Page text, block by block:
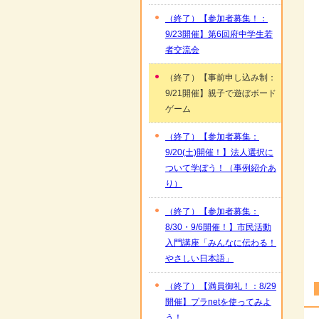
（終了）【参加者募集！：
9/23開催】第6回府中学生若
者交流会
（終了）【事前申し込み制：
9/21開催】親子で遊ぼボード
ゲーム
（終了）【参加者募集：
9/20(土)開催！】法人選択に
ついて学ぼう！（事例紹介あ
り）
（終了）【参加者募集：
8/30・9/6開催！】市民活動
入門講座「みんなに伝わる！
やさしい日本語」
（終了）【満員御礼！：8/29
開催】プラnetを使ってみよ